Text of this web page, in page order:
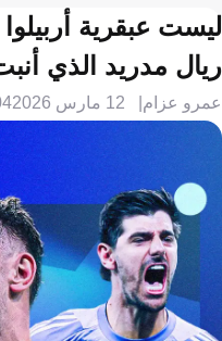
ليست عبقرية
ريال مدريد الذي
عمرو عزام 12 مارس 2026